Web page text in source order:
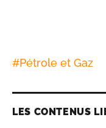
#Pétrole et Gaz
LES CONTENUS